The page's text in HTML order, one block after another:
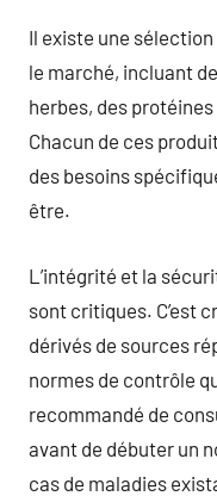
Il existe une
le marché, incluant
herbes, des
Chacun de ces
des besoins
être.
L’intégrité et la
sont critiques. C’est
dérivés de sources
normes de contrôle
recommandé de
avant de débuter un
cas de maladies